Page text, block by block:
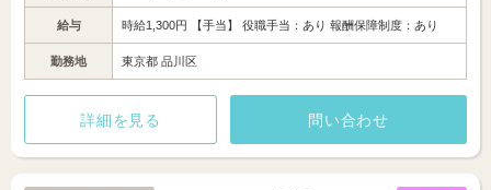
給与 時給1,300円 【手当】 役職手当：あり 報酬保障制度：あり
勤務地 東京都 品川区
詳細を見る 問い合わせ